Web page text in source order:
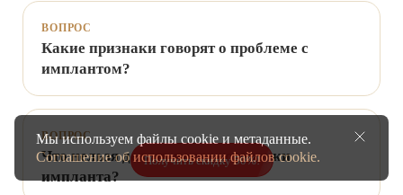
ВОПРОС
Какие признаки говорят о проблеме с
имплантом?
ВОПРОС
Что нельзя делать после установки
импланта?
Получить скидку 50%!
Мы используем файлы cookie и метаданные.
Соглашение об использовании файлов cookie.